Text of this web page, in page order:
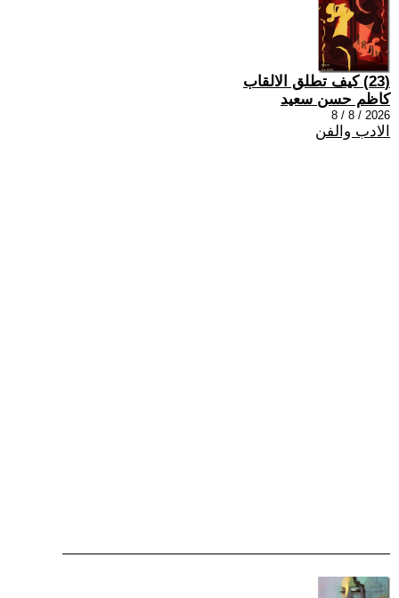
(23) كيف تطلق الالقاب
كاظم حسن سعيد
2026 / 8 / 8
الادب والفن